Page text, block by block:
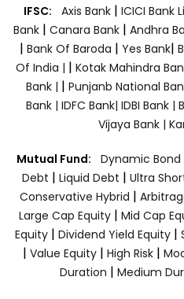
IFSC: Axis Bank | ICICI Bank
Bank| Canara Bank | Andhra
| Bank Of Baroda | Yes Bank|
Of India | | Kotak Mahindra
Bank | | Punjanb National
Bank | IDFC Bank| IDBI Bank |
Vijaya Bank |
Mutual Fund: Dynamic Bond
Debt | Liquid Debt | Ultra
Conservative Hybrid |
Large Cap Equity | Mid Cap
Equity| Dividend Yield Equity|
| Value Equity | High Risk |
Duration | Medium